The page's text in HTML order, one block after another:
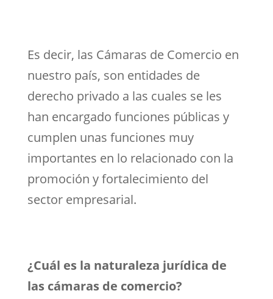
Es decir, las Cámaras de Comercio en
nuestro país, son entidades de
derecho privado a las cuales se les
han encargado funciones públicas y
cumplen unas funciones muy
importantes en lo relacionado con la
promoción y fortalecimiento del
sector empresarial.
¿Cuál es la naturaleza jurídica de
las cámaras de comercio?